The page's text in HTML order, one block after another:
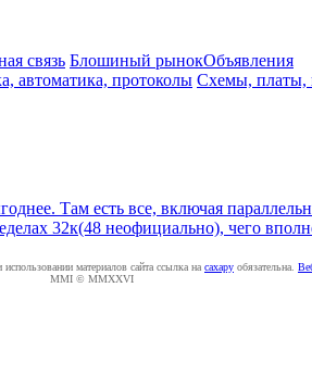
связь Блошиный рынокОбъявления
автоматика, протоколы Схемы, платы,
Там есть все, включая
32к(48 неофициально), чего
материалов сайта ссылка на caxapу обязательна.
MMI © MMXXVI